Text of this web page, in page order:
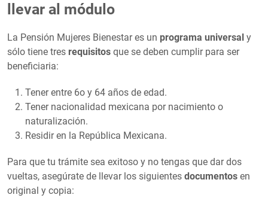
llevar al módulo
La Pensión Mujeres Bienestar es un programa universal y
sólo tiene tres requisitos que se deben cumplir para ser
beneficiaria:
Tener entre 6o y 64 años de edad.
Tener nacionalidad mexicana por nacimiento o
naturalización.
Residir en la República Mexicana.
Para que tu trámite sea exitoso y no tengas que dar dos
vueltas, asegúrate de llevar los siguientes documentos en
original y copia: